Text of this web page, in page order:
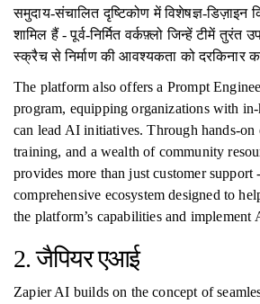
समुदाय-संचालित दृष्टिकोण में विशेषज्ञ-डिज़ाइन
शामिल हैं - पूर्व-निर्मित वर्कफ़्लो जिन्हें टीमें तुरंत
स्क्रैच से निर्माण की आवश्यकता को दरकिनार
The platform also offers a Prompt
program, equipping organizations with
can lead AI initiatives. Through hands-on
training, and a wealth of community
provides more than just customer support
comprehensive ecosystem designed to
the platform’s capabilities and implement
2. जैपियर एआई
Zapier AI builds on the concept of